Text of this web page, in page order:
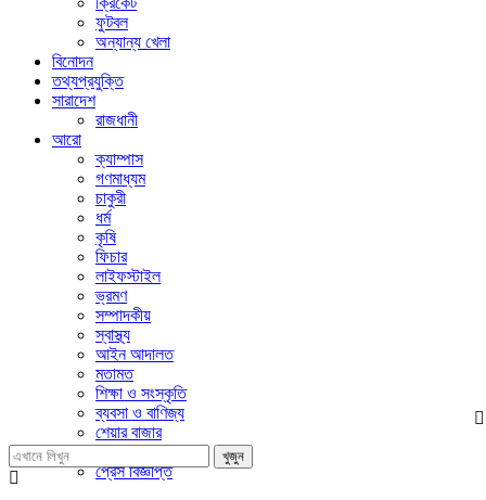
ফুটবল
অন্যান্য খেলা
বিনোদন
তথ্যপ্রযুক্তি
সারাদেশ
রাজধানী
আরো
ক্যাম্পাস
গণমাধ্যম
চাকুরী
ধর্ম
কৃষি
ফিচার
লাইফস্টাইল
ভ্রমণ
সম্পাদকীয়
স্বাস্থ্য
আইন আদালত
মতামত
শিক্ষা ও সংস্কৃতি
ব্যবসা ও বাণিজ্য
শেয়ার বাজার
প্রবাসে বাংলাদেশ
প্রেস বিজ্ঞপ্তি
খুজুন